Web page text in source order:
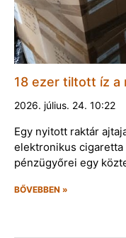
18 ezer tiltott íz a
2026. július. 24. 10:22
Egy nyitott raktár
elektronikus cigaretta
pénzügyőrei egy
BŐVEBBEN »